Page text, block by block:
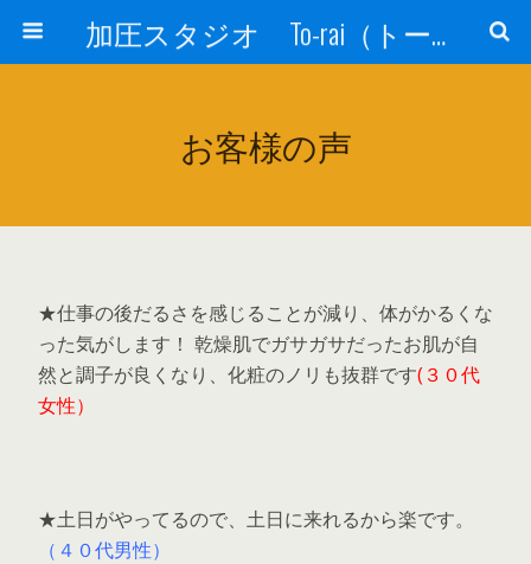
加圧スタジオ To-rai（トーライ）
お客様の声
★仕事の後だるさを感じることが減り、体がかるくな
った気がします！ 乾燥肌でガサガサだったお肌が自
然と調子が良くなり、化粧のノリも抜群です(３０代
女性）
★土日がやってるので、土日に来れるから楽です。
（４０代男性）